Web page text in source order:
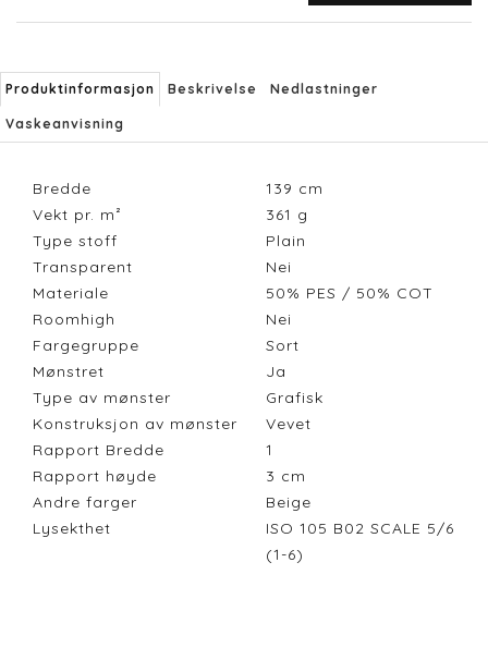
Produktinformasjon Beskrivelse Nedlastninger
Vaskeanvisning
Bredde 139 cm
Vekt pr. m²
361 g
Type stoff
Plain
Transparent
Nei
Materiale
50% PES / 50% COT
Roomhigh
Nei
Fargegruppe
Sort
Mønstret
Ja
Type av mønster
Grafisk
Konstruksjon av mønster
Vevet
Rapport Bredde
1
Rapport høyde
3 cm
Andre farger
Beige
Lysekthet
ISO 105 B02 SCALE 5/6
(1-6)